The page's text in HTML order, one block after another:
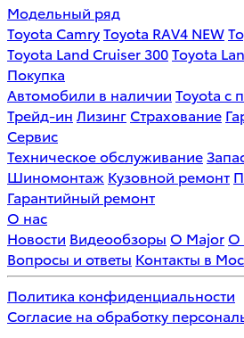
Модельный ряд
Toyota CamryToyota RAV4 NEW
Toyota Land Cruiser 300Toyota
Покупка
Автомобили в наличии Toyota с
Трейд-ин Лизинг Страхование
Сервис
Техническое обслуживание
Шиномонтаж Кузовной ремонт
Гарантийный ремонт
О нас
Новости Видеообзоры О Major О
Вопросы и ответы Контакты в
Политика конфиденциальности
Согласие на обработку